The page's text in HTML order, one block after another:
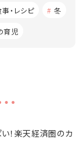
・レシピ 冬
育児
い！楽天経済圏のカ